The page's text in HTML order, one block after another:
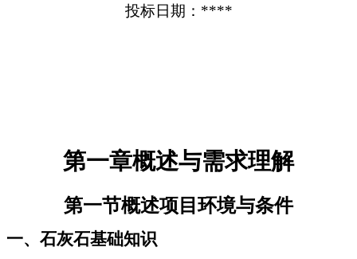
投标日期：****
第一章概述与需求理解
第一节概述项目环境与条件
一、石灰石基础知识